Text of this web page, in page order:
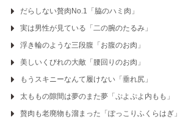
だらしない贅肉No.1 「脇のハミ肉」
実は男性が見ている 「二の腕のたるみ」
浮き輪のような三段腹 「お腹のお肉」
美しいくびれの大敵「腰回りのお肉」
もうスキニーなんて履けない「垂れ尻」
太ももの隙間は夢のまた夢「ぷよぷよ内もも」
贅肉も老廃物も溜まった 「ぽっこりふくらはぎ」